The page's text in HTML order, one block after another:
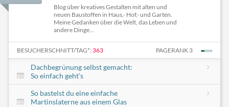
Blog über kreatives Gestalten mit alten und
neuen Baustoffen in Haus,- Hof,- und Garten.
Meine Gedanken über die Welt, das Leben und
andere Dinge...
BESUCHERSCHNITT/TAG*: 363 PAGERANK 3
Dachbegrünung selbst gemacht:
So einfach geht’s
So bastelst du eine einfache
Martinslaterne aus einem Glas